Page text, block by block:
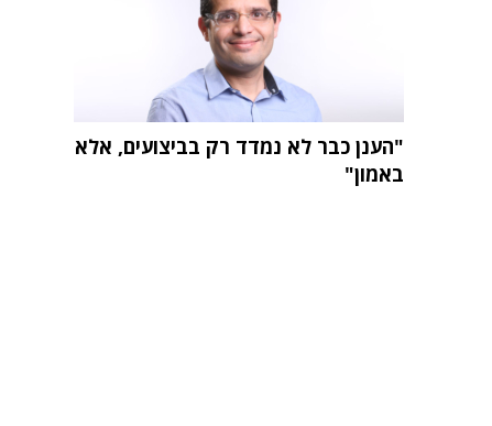
"הענן כבר לא נמדד רק בביצועים, אלא
באמון"